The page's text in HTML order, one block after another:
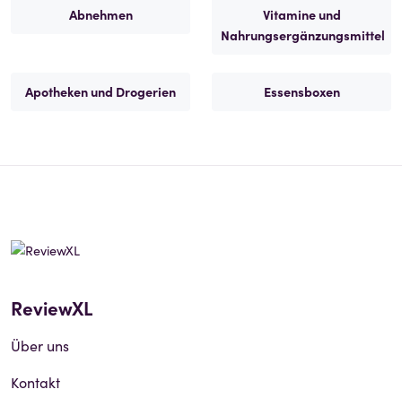
Abnehmen
Vitamine und
Nahrungsergänzungsmittel
Apotheken und Drogerien Essensboxen
ReviewXL
Über uns
Kontakt